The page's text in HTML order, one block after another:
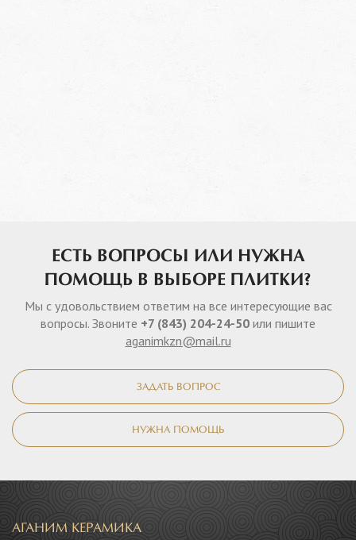
ЕСТЬ ВОПРОСЫ ИЛИ НУЖНА
ПОМОЩЬ В ВЫБОРЕ ПЛИТКИ?
Мы с удовольствием ответим на все интересующие вас
вопросы. Звоните +7 (843) 204-24-50 или пишите
aganimkzn@mail.ru
ЗАДАТЬ ВОПРОС
НУЖНА ПОМОЩЬ
АГАНИМ КЕРАМИКА